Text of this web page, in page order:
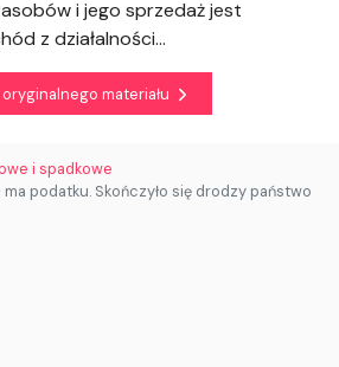
i jego sprzedaż jest
z działalności...
materiału
i spadkowe
podatku. Skończyło się drodzy państwo